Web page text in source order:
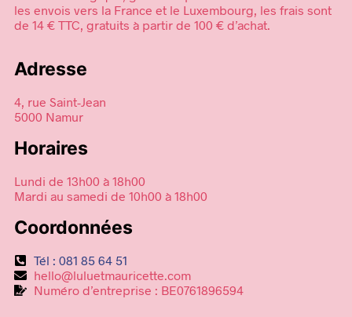
les envois vers la France et le Luxembourg, les frais sont
de 14 € TTC, gratuits à partir de 100 € d’achat.
Adresse
4, rue Saint-Jean
5000 Namur
Horaires
Lundi de 13h00 à 18h00
Mardi au samedi de 10h00 à 18h00
Coordonnées
Tél : 081 85 64 51
hello@luluetmauricette.com
Numéro d’entreprise : BE0761896594